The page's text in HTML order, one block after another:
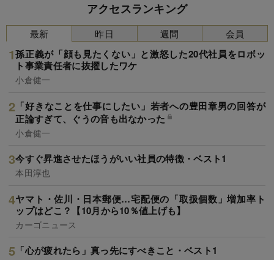
アクセスランキング
最新
孫正義が「顔も見たくない」と激怒した20代社員をロボッ
ト事業責任者に抜擢したワケ
小倉健一
「好きなことを仕事にしたい」若者への豊田章男の回答が
正論すぎて、ぐうの音も出なかった
小倉健一
今すぐ昇進させたほうがいい社員の特徴・ベスト1
本田淳也
ヤマト・佐川・日本郵便…宅配便の「取扱個数」増加率ト
ップはどこ？【10月から10％値上げも】
カーゴニュース
「心が疲れたら」真っ先にすべきこと・ベスト1
昨日 週間 会員